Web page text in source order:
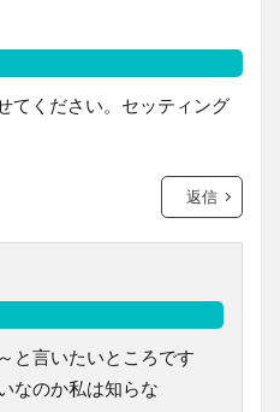
てください。セッティング
返信
と言いたいところです
なのか私は知らな